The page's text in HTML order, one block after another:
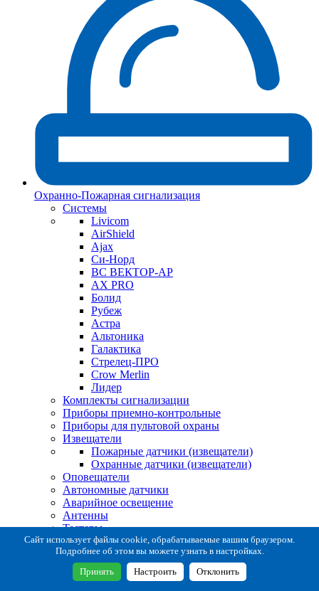
Охранно-Пожарная сигнализация
Системы
Livicom
AirShield
Ajax
Си-Норд
ВС ВЕКТОР-АР
AX PRO
Болид
Рубеж
Астра
Альтоника
Галактика
Стрелец-ПРО
Crow Merlin
Лидер
Комплекты сигнализации
Приборы приемно-контрольные
Приборы для пультовой охраны
Извещатели
Пожарные датчики (извещатели)
Охранные датчики (извещатели)
Оповещатели
Автономные датчики
Аварийное освещение
Антенны
Тестеры
Система сбора извещений
Расходные и монтажные материалы
Коробки коммутационные
Кронштейны для извещателей
Сайт использует файлы cookie, обрабатываемые вашим браузером.
Подробнее об этом вы можете узнать в настройках.
Принять Настроить Отклонить